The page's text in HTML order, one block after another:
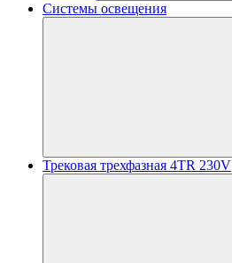
Системы освещения
Трековая трехфазная 4TR 230V